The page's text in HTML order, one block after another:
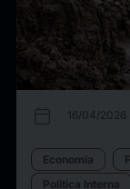
calendar_today 16/04/2026
Economia
Politica Interna